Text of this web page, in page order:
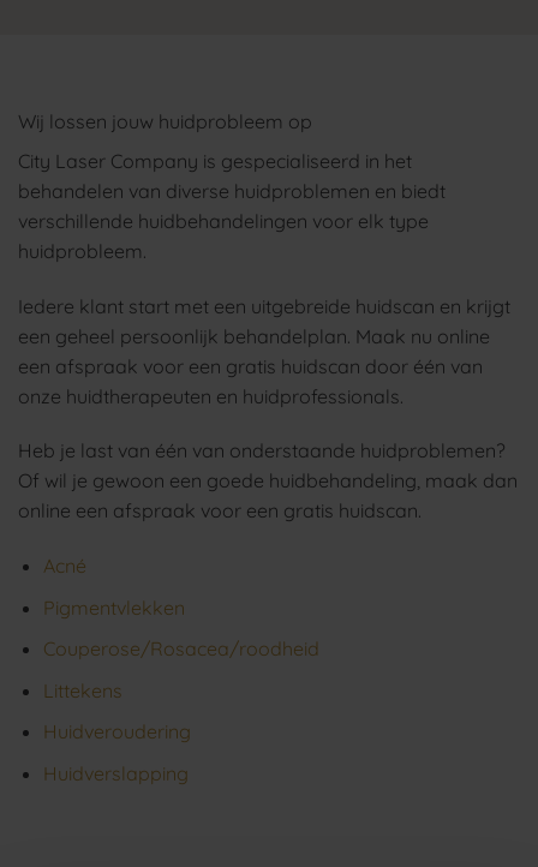
Wij lossen jouw huidprobleem op
City Laser Company is gespecialiseerd in het
behandelen van diverse huidproblemen en biedt
verschillende huidbehandelingen voor elk type
huidprobleem.
Iedere klant start met een uitgebreide huidscan en krijgt
een geheel persoonlijk behandelplan. Maak nu online
een afspraak voor een gratis huidscan door één van
onze huidtherapeuten en huidprofessionals.
Heb je last van één van onderstaande huidproblemen?
Of wil je gewoon een goede huidbehandeling, maak dan
online een afspraak voor een gratis huidscan.
Acné
Pigmentvlekken
Couperose/Rosacea/roodheid
Littekens
Huidveroudering
Huidverslapping